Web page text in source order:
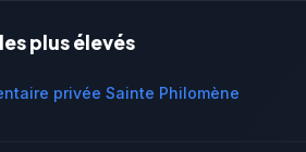
plus élevés
privée Sainte Philomène